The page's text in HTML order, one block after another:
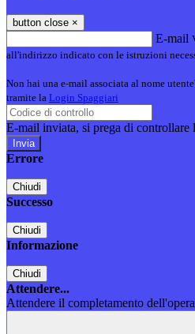
button close ×
E-mail
all'indirizzo indicato con le istruzioni
Non hai una e-mail associata al nome
tramite la Login Spaggiari
E-mail inviata, si prega di controllare
Errore
Chiudi
Successo
Chiudi
Informazione
Chiudi
Attendere...
Attendere il completamento